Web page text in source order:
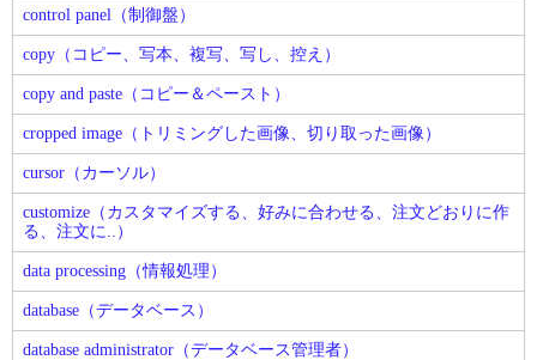
control panel（制御盤）
copy（コピー、写本、複写、写し、控え）
copy and paste（コピー＆ペースト）
cropped image（トリミングした画像、切り取った画像）
cursor（カーソル）
customize（カスタマイズする、好みに合わせる、注文どおりに作
る、注文に..）
data processing（情報処理）
database（データベース）
database administrator（データベース管理者）